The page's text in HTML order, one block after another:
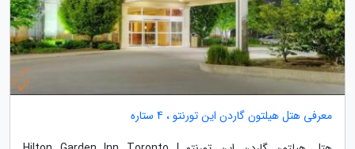
معرفی هتل هیلتون گاردن این تورنتو ، 4 ستاره